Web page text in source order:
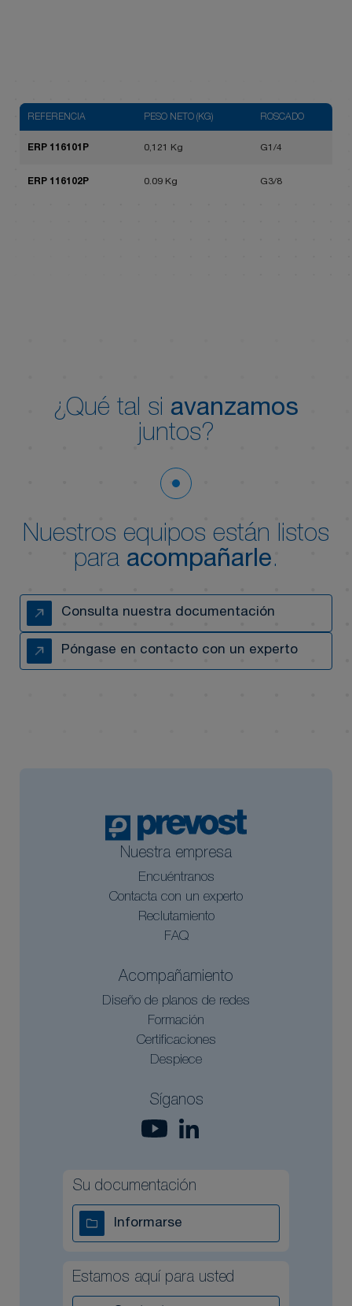
REFERENCIA PESO NETO (KG) ROSCADO
ERP 116101P 0,121 Kg G1/4
ERP 116102P 0.09 Kg G3/8
¿Qué tal si avanzamos
juntos?
Nuestros equipos están listos
para acompañarle.
Consulta nuestra documentación
Póngase en contacto con un experto
Nuestra empresa
Encuéntranos
Contacta con un experto
Reclutamiento
FAQ
Acompañamiento
Diseño de planos de redes
Formación
Certificaciones
Despiece
Síganos
Su documentación
Informarse
Estamos aquí para usted